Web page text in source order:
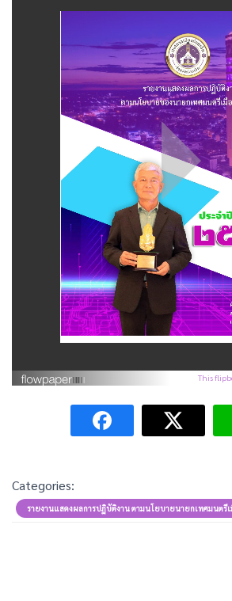
This
Categories:
รายงานแสดงผลการปฏิบัติงาน ตามนโยบายนายกเทศมนตรีเ